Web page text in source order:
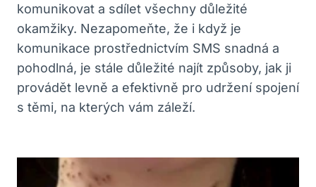
komunikovat a sdílet všechny důležité
okamžiky. Nezapomeňte, že i když je
komunikace prostřednictvím SMS snadná a
pohodlná, je stále důležité najít způsoby, jak ji
provádět levně a efektivně pro udržení spojení
s těmi, na kterých vám záleží.